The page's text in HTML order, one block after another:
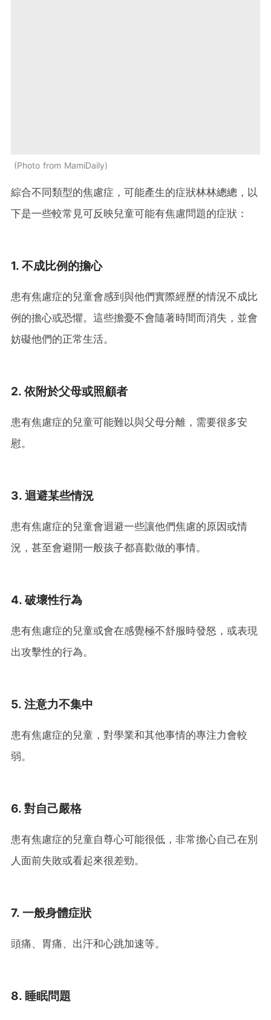
Photo from MamiDaily
綜合不同類型的焦慮症，可能產生的症狀林林總總，以
下是一些較常見可反映兒童可能有焦慮問題的症狀：
1. 不成比例的擔心
患有焦慮症的兒童會感到與他們實際經歷的情況不成比
例的擔心或恐懼。這些擔憂不會隨著時間而消失，並會
妨礙他們的正常生活。
2. 依附於父母或照顧者
患有焦慮症的兒童可能難以與父母分離，需要很多安
慰。
3. 迴避某些情況
患有焦慮症的兒童會迴避一些讓他們焦慮的原因或情
況，甚至會避開一般孩子都喜歡做的事情。
4. 破壞性行為
患有焦慮症的兒童或會在感覺極不舒服時發怒，或表現
出攻擊性的行為。
5. 注意力不集中
患有焦慮症的兒童，對學業和其他事情的專注力會較
弱。
6. 對自己嚴格
患有焦慮症的兒童自尊心可能很低，非常擔心自己在別
人面前失敗或看起來很差勁。
7. 一般身體症狀
頭痛、胃痛、出汗和心跳加速等。
8. 睡眠問題